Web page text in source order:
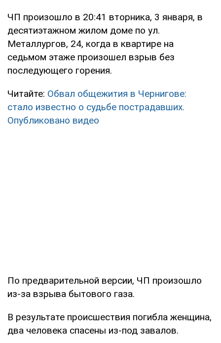
ЧП произошло в 20:41 вторника, 3 января, в
десятиэтажном жилом доме по ул.
Металлургов, 24, когда в квартире на
седьмом этаже произошел взрыв без
последующего горения.
Читайте: Обвал общежития в Чернигове:
стало известно о судьбе пострадавших.
Опубликовано видео
По предварительной версии, ЧП произошло
из-за взрыва бытового газа.
В результате происшествия погибла женщина,
два человека спасены из-под завалов.